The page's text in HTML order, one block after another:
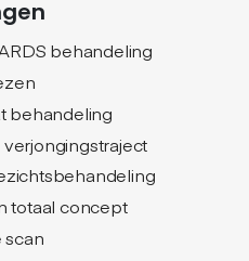
behandeling
behandeling
totaal concept
scan